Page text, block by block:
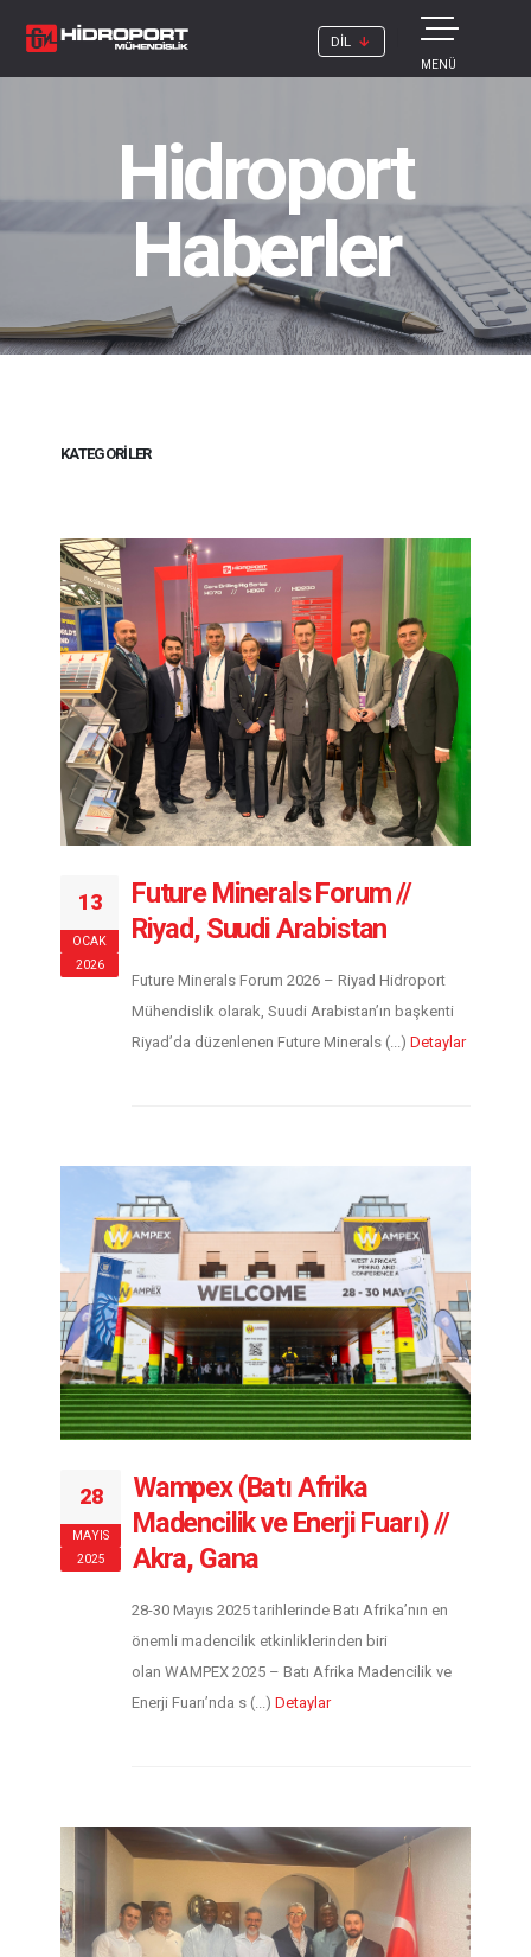
DİL
MENÜ
Hidroport
Haberler
KATEGORILER
13
OCAK
2026
Future Minerals Forum //
Riyad, Suudi Arabistan
Future Minerals Forum 2026 – Riyad Hidroport
Mühendislik olarak, Suudi Arabistan’ın başkenti
Riyad’da düzenlenen Future Minerals (...) Detaylar
28
MAYIS
2025
Wampex (Batı Afrika
Madencilik ve Enerji Fuarı) //
Akra, Gana
28-30 Mayıs 2025 tarihlerinde Batı Afrika’nın en
önemli madencilik etkinliklerinden biri
olan WAMPEX 2025 – Batı Afrika Madencilik ve
Enerji Fuarı’nda s (...) Detaylar